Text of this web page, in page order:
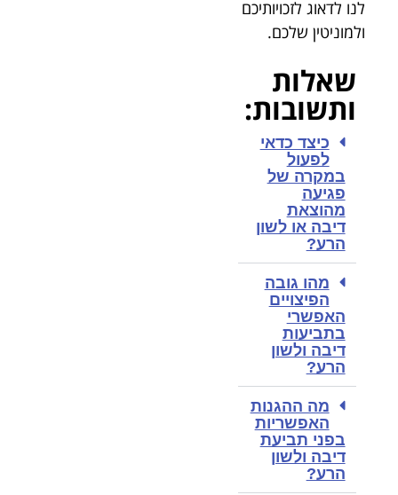
לנו לדאוג לזכויותיכם
ולמוניטין שלכם.
שאלות
ותשובות:
כיצד כדאי
לפעול
במקרה של
פגיעה
מהוצאת
דיבה או לשון
הרע?
מהו גובה
הפיצויים
האפשרי
בתביעות
דיבה ולשון
הרע?
מה ההגנות
האפשריות
בפני תביעת
דיבה ולשון
הרע?